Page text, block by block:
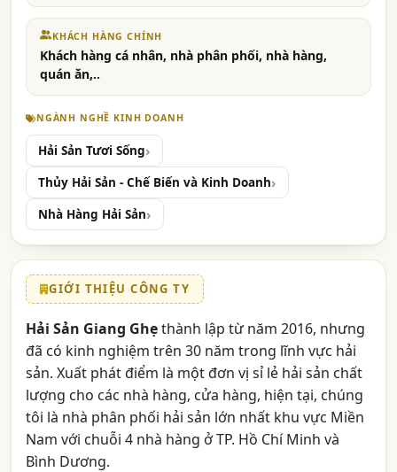
KHÁCH HÀNG CHÍNH
Khách hàng cá nhân, nhà phân phối, nhà hàng,
quán ăn,..
NGÀNH NGHỀ KINH DOANH
Hải Sản Tươi Sống
Thủy Hải Sản - Chế Biến và Kinh Doanh
Nhà Hàng Hải Sản
GIỚI THIỆU CÔNG TY
Hải Sản Giang Ghẹthành lập từ năm 2016, nhưng
đã có kinh nghiệm trên 30 năm trong lĩnh vực hải
sản. Xuất phát điểm là một đơn vị sỉ lẻ hải sản chất
lượng cho các nhà hàng, cửa hàng, hiện tại, chúng
tôi là nhà phân phối hải sản lớn nhất khu vực Miền
Nam với chuỗi 4 nhà hàng ở TP. Hồ Chí Minh và
Bình Dương.